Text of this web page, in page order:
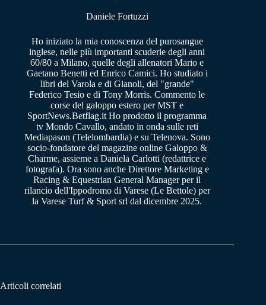
Daniele Fortuzzi
Ho iniziato la mia conoscenza del purosangue
inglese, nelle più importanti scuderie degli anni
60/80 a Milano, quelle degli allenatori Mario e
Gaetano Benetti ed Enrico Camici. Ho studiato i
libri del Varola e di Gianoli, del "grande"
Federico Tesio e di Tony Morris. Commento le
corse del galoppo estero per MST e
SportNews.Betflag.it Ho prodotto il programma
tv Mondo Cavallo, andato in onda sulle reti
Mediapason (Telelombardia) e su Telenova. Sono
socio-fondatore del magazine online Galoppo &
Charme, assieme a Daniela Carlotti (redattrice e
fotografa). Ora sono anche Direttore Marketing e
Racing & Equestrian General Manager per il
rilancio dell'Ippodromo di Varese (Le Bettole) per
la Varese Turf & Sport srl dal dicembre 2025.
Articoli correlati